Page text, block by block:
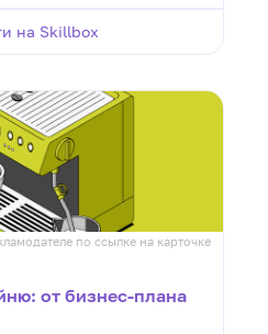
на Skillbox
по ссылке на карточке
от бизнес-плана